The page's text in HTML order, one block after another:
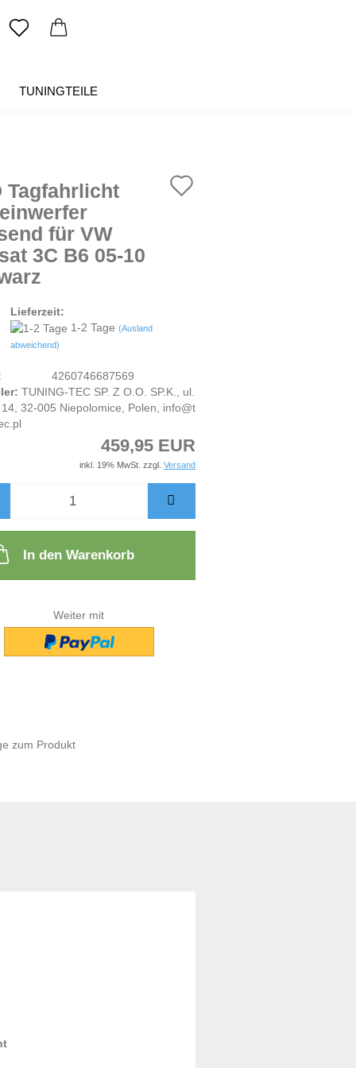
TUNINGTEILE
Tagfahrlicht
für VW
3C B6 05-10
Lieferzeit:
1-2 Tage (Ausland
abweichend)
4260746687569
TUNING-TEC SP. Z O.O. SP.K., ul.
32-005 Niepolomice, Polen, info@t
459,95 EUR
inkl. 19% MwSt. zzgl. Versand
In den Warenkorb
Weiter mit
zum Produkt